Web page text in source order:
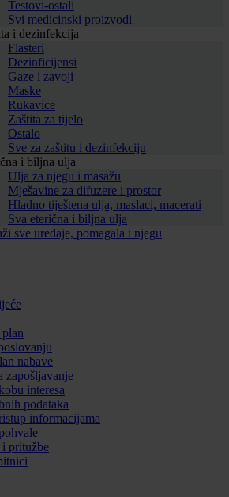
Testovi-ostali
Svi medicinski proizvodi
i dezinfekcija
Flasteri
Dezinficijensi
Gaze i zavoji
Maske
Rukavice
Zaštita za tijelo
Ostalo
Sve za zaštitu i dezinfekciju
i biljna ulja
Ulja za njegu i masažu
Mješavine za difuzere i prostor
Hladno tiještena ulja, maslaci, macerati
Sva eterična i biljna ulja
sve uređaje, pomagala i njegu
nabave
zapošljavanje
interesa
podataka
informacijama
i pritužbe